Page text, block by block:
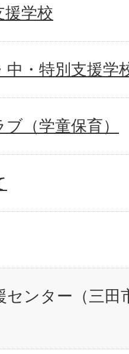
援学校
中・特別支援学
（学童保育）
センター（三田